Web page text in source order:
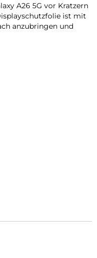
A26 5G vor Kratzern
ist mit
anzubringen und